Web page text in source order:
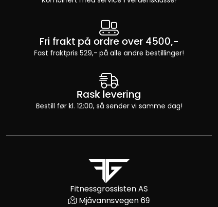
Fri frakt på ordre over 4500,-
Fast fraktpris 529,- på alle andre bestillinger!
Rask levering
Bestill før kl. 12:00, så sender vi samme dag!
Fitnessgrossisten AS
Mjåvannsvegen 69